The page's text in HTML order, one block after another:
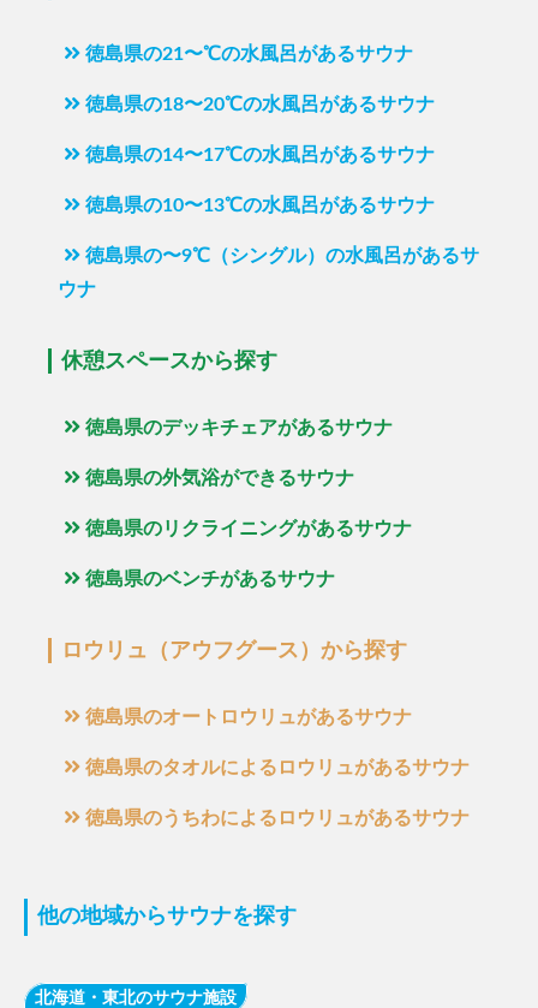
徳島県の21〜℃の水風呂があるサウナ
徳島県の18〜20℃の水風呂があるサウナ
徳島県の14〜17℃の水風呂があるサウナ
徳島県の10〜13℃の水風呂があるサウナ
徳島県の〜9℃（シングル）の水風呂があるサ
ウナ
休憩スペースから探す
徳島県のデッキチェアがあるサウナ
徳島県の外気浴ができるサウナ
徳島県のリクライニングがあるサウナ
徳島県のベンチがあるサウナ
ロウリュ（アウフグース）から探す
徳島県のオートロウリュがあるサウナ
徳島県のタオルによるロウリュがあるサウナ
徳島県のうちわによるロウリュがあるサウナ
他の地域からサウナを探す
北海道・東北のサウナ施設